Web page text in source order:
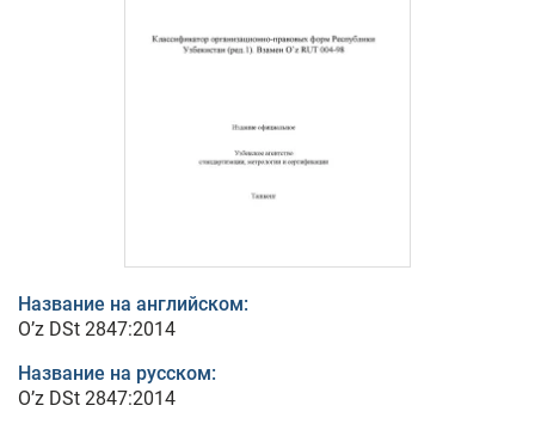
Название на английском:
O’z DSt 2847:2014
Название на русском:
O’z DSt 2847:2014